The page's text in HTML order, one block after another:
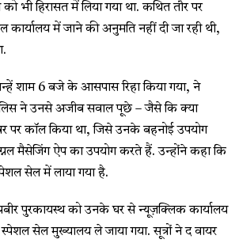
को भी हिरासत में लिया गया था. कथित तौर पर
में जाने की अनुमति नहीं दी जा रही थी,
शाम 6 बजे के आसपास रिहा किया गया, ने
ने उनसे अजीब सवाल पूछे – जैसे कि क्या
पर कॉल किया था, जिसे उनके बहनोई उपयोग
मैसेजिंग ऐप का उपयोग करते हैं. उन्होंने कहा कि
सेल में लाया गया है.
पुरकायस्थ को उनके घर से न्यूज़क्लिक कार्यालय
सेल मुख्यालय ले जाया गया. सूत्रों ने द वायर